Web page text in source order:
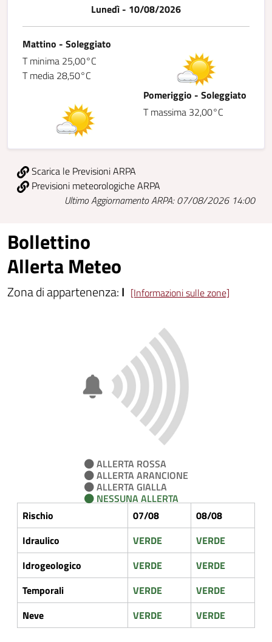
Lunedì - 10/08/2026
Mattino - Soleggiato
T minima 25,00°C
T media 28,50°C
Pomeriggio - Soleggiato
T massima 32,00°C
Scarica le Previsioni ARPA
Previsioni meteorologiche ARPA
Ultimo Aggiornamento ARPA: 07/08/2026 14:00
Bollettino
Allerta Meteo
Zona di appartenenza:I [Informazioni sulle zone]
ALLERTA ROSSA
ALLERTA ARANCIONE
ALLERTA GIALLA
NESSUNA ALLERTA
Rischio
07/08
08/08
Idraulico
VERDE
VERDE
Idrogeologico
VERDE
VERDE
Temporali
VERDE
VERDE
Neve
VERDE VERDE